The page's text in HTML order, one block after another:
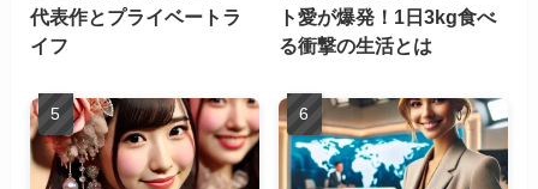
代表作とプライベートラ
イフ
ト愛が爆発！1日3kg食べ
る衝撃の生活とは